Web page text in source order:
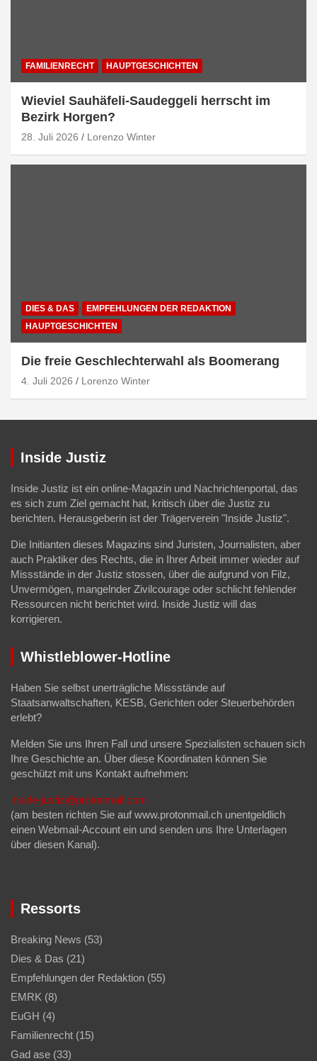
FAMILIENRECHT HAUPTGESCHICHTEN
Wieviel Sauhäfeli-Saudeggeli herrscht im
Bezirk Horgen?
28. Juli 2026 Lorenzo Winter
DIES & DAS
EMPFEHLUNGEN DER REDAKTION
HAUPTGESCHICHTEN
Die freie Geschlechterwahl als Boomerang
4. Juli 2026 Lorenzo Winter
Inside Justiz
Inside Justiz ist ein online-Magazin und Nachrichtenportal, das
es sich zum Ziel gemacht hat, kritisch über die Justiz zu
berichten. Herausgeberin ist der Trägerverein "Inside Justiz".
Die Initianten dieses Magazins sind Juristen, Journalisten, aber
auch Praktiker des Rechts, die in Ihrer Arbeit immer wieder auf
Missstände in der Justiz stossen, über die aufgrund von Filz,
Unvermögen, mangelnder Zivilcourage oder schlicht fehlender
Ressourcen nicht berichtet wird. Inside Justiz will das
korrigieren.
Whistleblower-Hotline
Haben Sie selbst unerträgliche Missstände auf
Staatsanwaltschaften, KESB, Gerichten oder Steuerbehörden
erlebt?
Melden Sie uns Ihren Fall und unsere Spezialisten schauen sich
Ihre Geschichte an. Über diese Koordinaten können Sie
geschützt mit uns Kontakt aufnehmen:
inside-justiz@protonmail.com
(am besten richten Sie auf www.protonmail.ch unentgeldlich
einen Webmail-Account ein und senden uns Ihre Unterlagen
über diesen Kanal).
Ressorts
Breaking News (53)
Dies & Das (21)
Empfehlungen der Redaktion (55)
EMRK (8)
EuGH (4)
Familienrecht (15)
Gad ase (33)